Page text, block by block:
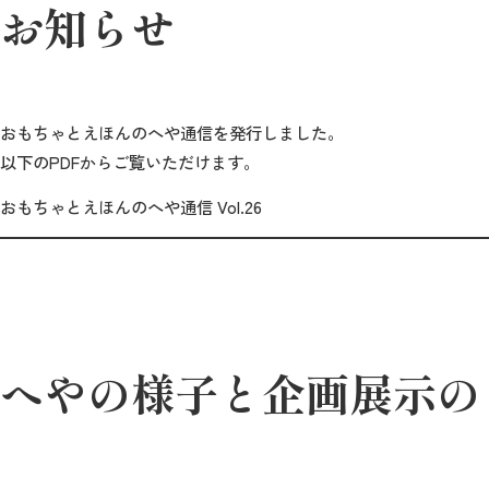
お知らせ
おもちゃとえほんのへや通信を発行しました。
以下のPDFからご覧いただけます。
おもちゃとえほんのへや通信 Vol.26
へやの様子と企画展示